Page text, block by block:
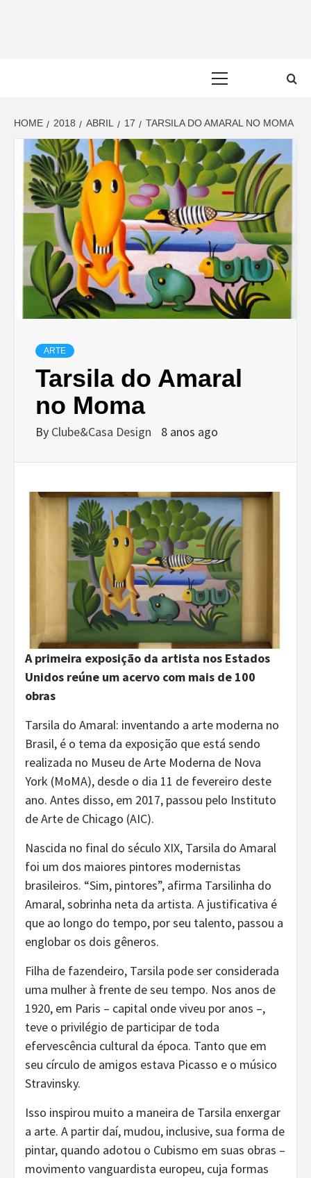
HOME 2018 ABRIL 17 TARSILA DO AMARAL NO MOMA
ARTE
Tarsila do Amaral
no Moma
By Clube&Casa Design 8 anos ago
A primeira exposição da artista nos Estados
Unidos reúne um acervo com mais de 100
obras
Tarsila do Amaral: inventando a arte moderna no
Brasil, é o tema da exposição que está sendo
realizada no Museu de Arte Moderna de Nova
York (MoMA), desde o dia 11 de fevereiro deste
ano. Antes disso, em 2017, passou pelo Instituto
de Arte de Chicago (AIC).
Nascida no final do século XIX, Tarsila do Amaral
foi um dos maiores pintores modernistas
brasileiros. “Sim, pintores”, afirma Tarsilinha do
Amaral, sobrinha neta da artista. A justificativa é
que ao longo do tempo, por seu talento, passou a
englobar os dois gêneros.
Filha de fazendeiro, Tarsila pode ser considerada
uma mulher à frente de seu tempo. Nos anos de
1920, em Paris – capital onde viveu por anos –,
teve o privilégio de participar de toda
efervescência cultural da época. Tanto que em
seu círculo de amigos estava Picasso e o músico
Stravinsky.
Isso inspirou muito a maneira de Tarsila enxergar
a arte. A partir daí, mudou, inclusive, sua forma de
pintar, quando adotou o Cubismo em suas obras –
movimento vanguardista europeu, cuja formas